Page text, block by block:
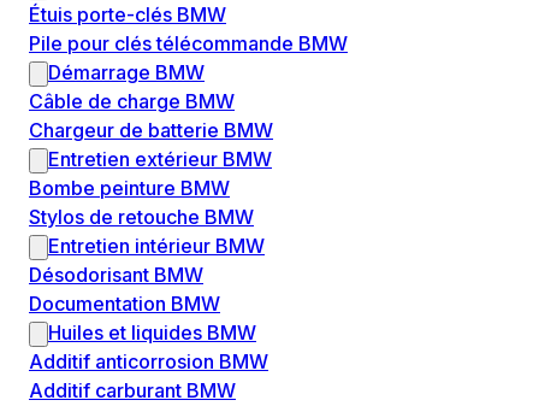
Étuis porte-clés BMW
Pile pour clés télécommande BMW
Démarrage BMW
Câble de charge BMW
Chargeur de batterie BMW
Entretien extérieur BMW
Bombe peinture BMW
Stylos de retouche BMW
Entretien intérieur BMW
Désodorisant BMW
Documentation BMW
Huiles et liquides BMW
Additif anticorrosion BMW
Additif carburant BMW